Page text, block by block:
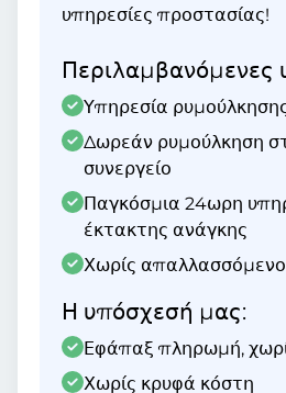
υπηρεσίες προστασίας!
Περιλαμβανόμενες
Υπηρεσία
Δωρεάν ρυμούλκηση
συνεργείο
Παγκόσμια 24ωρη
έκτακτης ανάγκης
Χωρίς
Η υπόσχεσή μας:
Εφάπαξ πληρωμή,
Χωρίς κρυφά κόστη